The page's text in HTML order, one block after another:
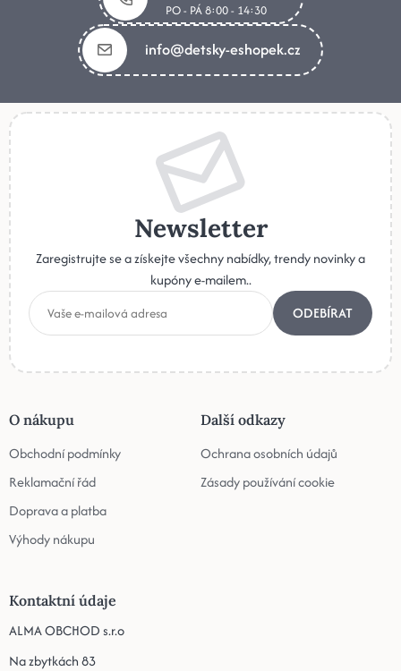
PO - PÁ 8:00 - 14:30
info@detsky-eshopek.cz
Newsletter
Zaregistrujte se a získejte všechny nabídky, trendy novinky a
kupóny e-mailem..
ODEBÍRAT
O nákupu
Obchodní podmínky
Reklamační řád
Doprava a platba
Výhody nákupu
Další odkazy
Ochrana osobních údajů
Zásady používání cookie
Kontaktní údaje
ALMA OBCHOD s.r.o
Na zbytkách 83